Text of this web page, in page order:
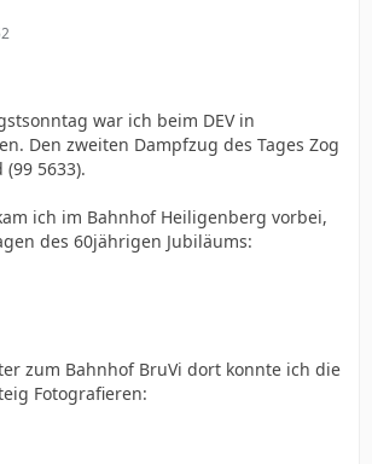
war ich beim DEV in
Den zweiten Dampfzug des Tages Zog
5633).
ich im Bahnhof Heiligenberg vorbei,
des 60jährigen Jubiläums:
zum Bahnhof BruVi dort konnte ich die
Fotografieren: